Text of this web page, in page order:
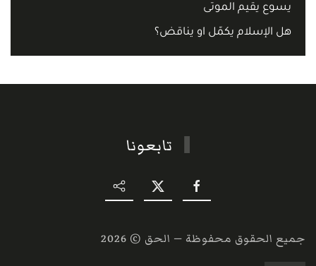
يسوع يقيم الموتى
هل الإسلام يكمّل او يناقض؟
تابعونا
جميع الحقوق محفوظة — الحق © 2026